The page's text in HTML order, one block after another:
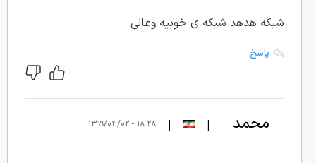
شبکه هدهد شبکه ی خوبیه وعالی
پاسخ
محمد |
| ۱۸:۲۸ - ۱۳۹۹/۰۴/۰۲